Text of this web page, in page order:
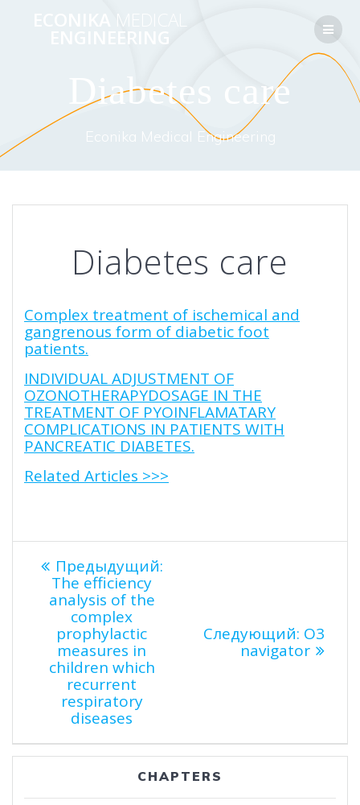
к
MEDICAL
ENGINEERING
Diabetes care
Econika Medical Engineering
Diabetes care
Complex treatment of ischemical and
gangrenous form of diabetic foot
patients.
INDIVIDUAL ADJUSTMENT OF
OZONOTHERAPYDOSAGE IN THE
TREATMENT OF PYOINFLAMATARY
COMPLICATIONS IN PATIENTS WITH
PANCREATIC DIABETES.
Related Articles >>>
Навигация
по
записям
Предыдущий:Предыдущая
The efficiency
analysis of the
complex
prophylactic
measures in
children which
recurrent
respiratory
diseases
Следующий:
запись:
O3
navigator
CHAPTERS